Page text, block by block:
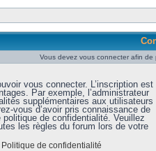
Vous devez vous connecter afin de
vous connecter. L’inscription est
Par exemple, l’administrateur
supplémentaires aux utilisateurs
vous d’avoir pris connaissance de
de confidentialité. Veuillez
les règles du forum lors de votre
Politique de confidentialité